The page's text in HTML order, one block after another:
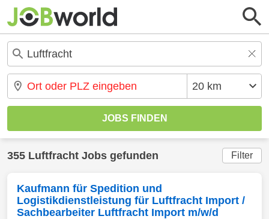
355 Luftfracht Jobs gefunden Filter
Kaufmann für Spedition und
Logistikdienstleistung für Luftfracht Import /
Sachbearbeiter Luftfracht Import m/w/d